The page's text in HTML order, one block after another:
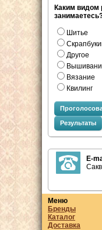
Каким видом
Шитье
Другое
Вязание
Квилинг
Результаты
E-
Меню
Бренды
Каталог
Доставка